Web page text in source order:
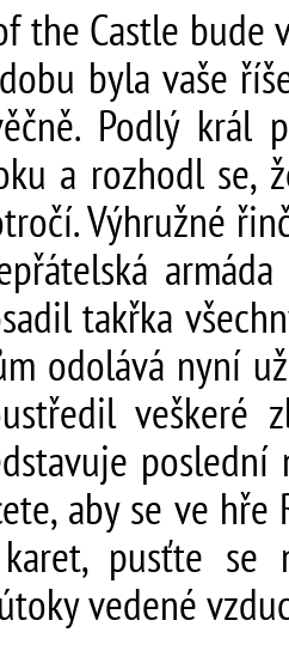
the Castle bude
byla vaše
Podlý král
a rozhodl se,
Výhružné
takřka
odolává nyní
veškeré
aby se ve
pusťte
vedené